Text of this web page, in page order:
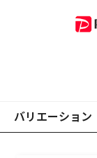
バリエーション